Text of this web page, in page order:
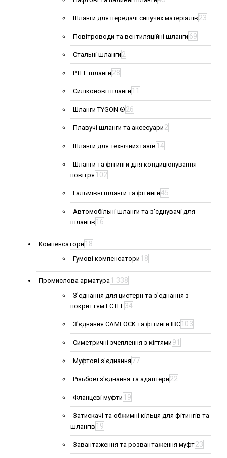
Шланги для передачі сипучих матеріалів 23
Повітроводи та вентиляційні шланги 69
Стальні шланги 2
PTFE шланги 28
Силіконові шланги 11
Шланги TYGON ® 26
Плавучі шланги та аксесуари 2
Шланги для технічних газів 14
Шланги та фітинги для кондиціонування
повітря 102
Гальмівні шланги та фітинги45
Автомобільні шланги та з'єднувачі для
шлангів 16
Компенсатори 18
Гумові компенсатори 18
Промислова арматура 1 338
З'єднання для цистерн та з'єднання з
покриттям ECTFE34
З'єднання CAMLOCK та фітинги IBC 103
Симетричні зчеплення з кігтями 91
Муфтові з'єднання 77
Різьбові з'єднання та адаптери 22
Фланцеві муфти 19
Затискачі та обжимні кільця для фітингів та
шлангів 19
Завантаження та розвантаження муфт23